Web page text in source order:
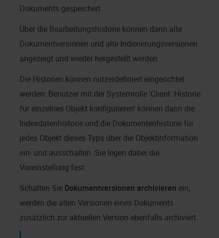
Dokuments gespeichert.
Über die Bearbeitungshistorie können dann alte
Dokumentversionen und alte Indexierungsversionen
angezeigt und wieder hergestellt werden.
Die Historien können nutzerdefiniert eingerichtet
werden: Benutzer mit der Systemrolle 'Client: Historie
für einzelnes Objekt konfigurieren' können dann die
Indexdatenhistorie und die Dokumentenhistorie für
jedes Objekt dieses Typs über die Objektinformation
ein- und ausschalten. Sie legen dabei die
Voreinstellung fest.
Schalten Sie Dokumentversionen archivieren ein,
werden die alten Versionen eines Dokuments
zusätzlich zur aktuellen Version ebenfalls archiviert.